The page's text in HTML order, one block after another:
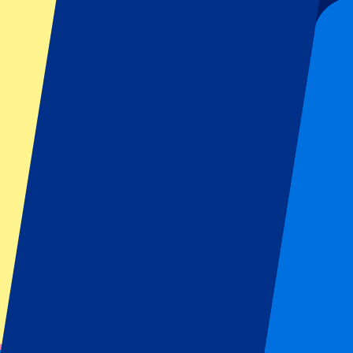
Vos informations seront utilisées conformément à notre Privacy Policy
Merci d'avoir envoyé le formulaire !